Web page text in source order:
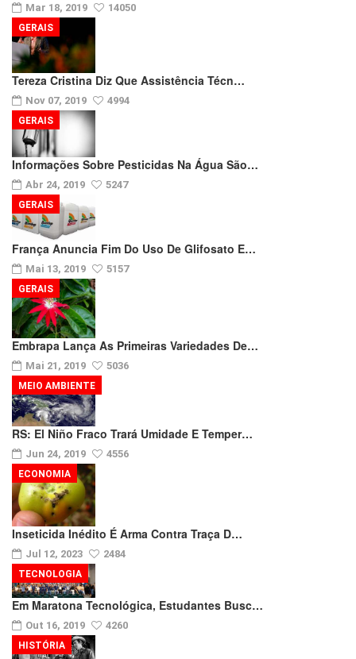
Mar 18, 2019 14050
Tereza Cristina Diz Que Assistência Técn…
Nov 07, 2019 4994
GERAIS
Informações Sobre Pesticidas Na Água São…
Abr 24, 2019 5247
GERAIS
França Anuncia Fim Do Uso De Glifosato E…
Mai 13, 2019 5157
GERAIS
Embrapa Lança As Primeiras Variedades De…
Mai 21, 2019 5036
GERAIS
RS: El Niño Fraco Trará Umidade E Temper…
Jun 24, 2019 4556
MEIO AMBIENTE
Inseticida Inédito É Arma Contra Traça D…
Jul 12, 2023 2484
ECONOMIA
Em Maratona Tecnológica, Estudantes Busc…
Out 16, 2019 4260
TECNOLOGIA
HISTÓRIA